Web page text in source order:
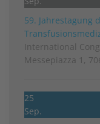
59. Jahrestagung
International
Messepiazza 1,
25
Sep.